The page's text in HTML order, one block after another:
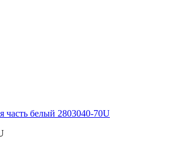
часть белый 2803040-70U